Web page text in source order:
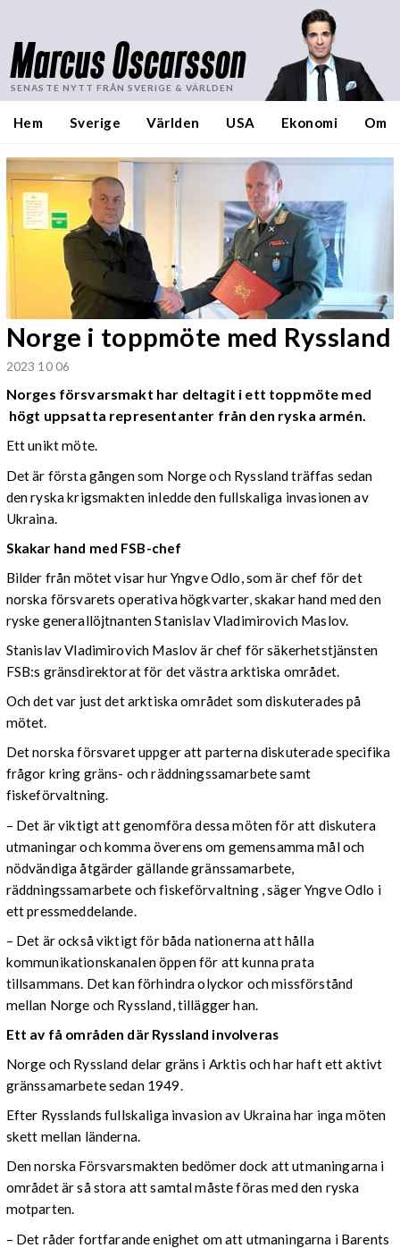
Marcus Oscarsson
SENASTE NYTT FRÅN SVERIGE & VÄRLDEN
Hem Sverige Världen USA Ekonomi Om
Norge i toppmöte med Ryssland
2023 10 06
Norges försvarsmakt har deltagit i ett toppmöte med
högt uppsatta representanter från den ryska armén.
Ett unikt möte.
Det är första gången som Norge och Ryssland träffas sedan
den ryska krigsmakten inledde den fullskaliga invasionen av
Ukraina.
Skakar hand med FSB-chef
Bilder från mötet visar hur Yngve Odlo, som är chef för det
norska försvarets operativa högkvarter, skakar hand med den
ryske generallöjtnanten Stanislav Vladimirovich Maslov.
Stanislav Vladimirovich Maslov är chef för säkerhetstjänsten
FSB:s gränsdirektorat för det västra arktiska området.
Och det var just det arktiska området som diskuterades på
mötet.
Det norska försvaret uppger att parterna diskuterade specifika
frågor kring gräns- och räddningssamarbete samt
fiskeförvaltning.
– Det är viktigt att genomföra dessa möten för att diskutera
utmaningar och komma överens om gemensamma mål och
nödvändiga åtgärder gällande gränssamarbete,
räddningssamarbete och fiskeförvaltning , säger Yngve Odlo i
ett pressmeddelande.
– Det är också viktigt för båda nationerna att hålla
kommunikationskanalen öppen för att kunna prata
tillsammans. Det kan förhindra olyckor och missförstånd
mellan Norge och Ryssland, tillägger han.
Ett av få områden där Ryssland involveras
Norge och Ryssland delar gräns i Arktis och har haft ett aktivt
gränssamarbete sedan 1949.
Efter Rysslands fullskaliga invasion av Ukraina har inga möten
skett mellan länderna.
Den norska Försvarsmakten bedömer dock att utmaningarna i
området är så stora att samtal måste föras med den ryska
motparten.
– Det råder fortfarande enighet om att utmaningarna i Barents